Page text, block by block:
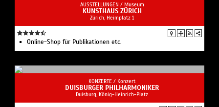
AUSSTELLUNGEN / Museum
KUNSTHAUS ZÜRICH
Zürich, Heimplatz 1
Online-Shop für Publikationen etc.
KONZERTE / Konzert
DUISBURGER PHILHARMONIKER
Duisburg, König-Heinrich-Platz